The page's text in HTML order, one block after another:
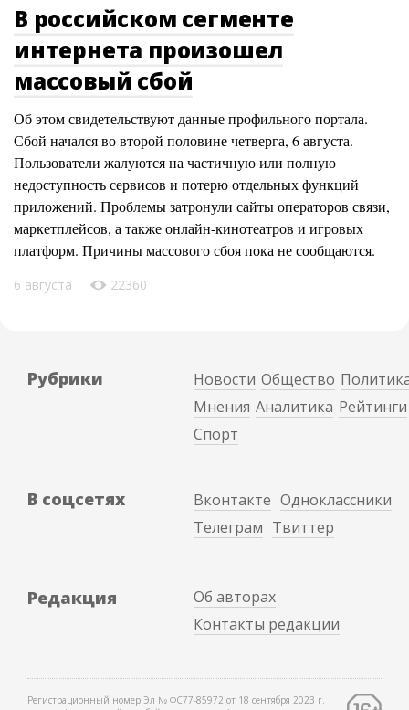
В российском сегменте
интернета произошел
массовый сбой
Об этом свидетельствуют данные профильного портала.
Сбой начался во второй половине четверга, 6 августа.
Пользователи жалуются на частичную или полную
недоступность сервисов и потерю отдельных функций
приложений. Проблемы затронули сайты операторов связи,
маркетплейсов, а также онлайн-кинотеатров и игровых
платформ. Причины массового сбоя пока не сообщаются.
6 августа 22360
Рубрики Новости Общество
Мнения Аналитика Рейтинги
Спорт
В соцсетях Вконтакте Одноклассники
Телеграм Твиттер
Редакция
Об авторах
Контакты редакции
Регистрационный номер Эл № ФС77-85972 от 18 сентября 2023 г.